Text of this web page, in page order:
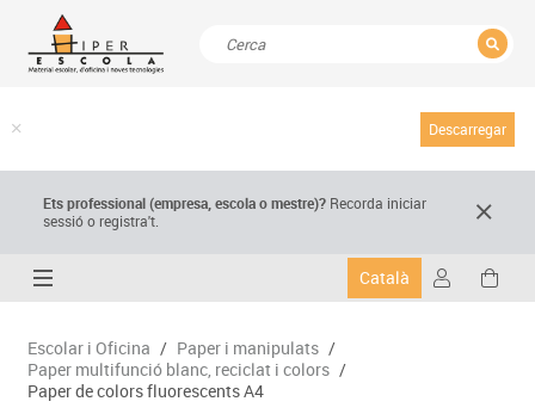
Descarregar
Ets professional (empresa,escola o mestre)? Recorda iniciar
sessió o registra't.
Català
Escolar i Oficina / Paper i manipulats /
Paper multifunció blanc, reciclat i colors /
Paper de colors fluorescents A4